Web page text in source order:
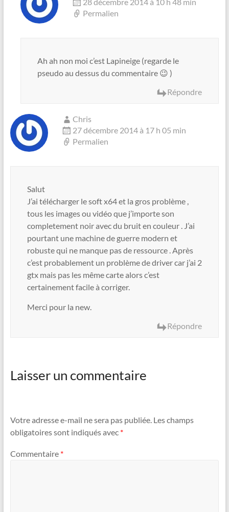
Permalien
Ah ah non moi c’est Lapineige (regarde le
pseudo au dessus du commentaire 😉 )
Répondre
Chris
27 décembre 2014 à 17 h 05 min
Permalien
Salut
J’ai télécharger le soft x64 et la gros problème ,
tous les images ou vidéo que j’importe son
completement noir avec du bruit en couleur . J’ai
pourtant une machine de guerre modern et
robuste qui ne manque pas de ressource . Après
c’est probablement un problème de driver car j’ai 2
gtx mais pas les même carte alors c’est
certainement facile à corriger.
Merci pour la new.
Répondre
Laisser un commentaire
Votre adresse e-mail ne sera pas publiée. Les champs
obligatoires sont indiqués avec *
Commentaire *